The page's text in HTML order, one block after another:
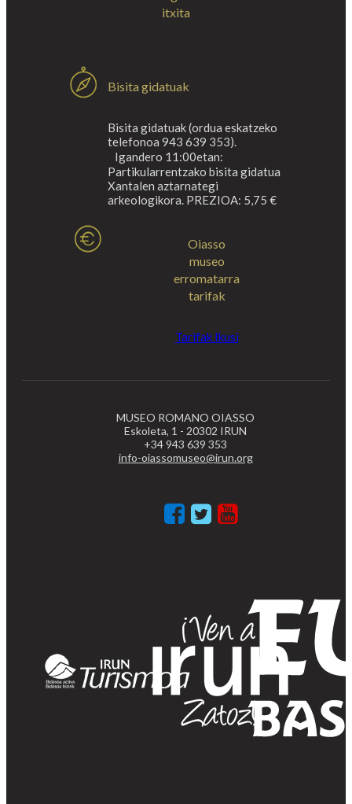
itxita
Bisita gidatuak
Bisita gidatuak (ordua eskatzeko
telefonoa 943 639 353).
Igandero 11:00etan:
Partikularrentzako bisita gidatua
Xantalen aztarnategi
arkeologikora. PREZIOA: 5,75 €
Oiasso
museo
erromatarra
tarifak
Tarifak Ikusi
MUSEO ROMANO OIASSO
Eskoleta, 1 - 20302 IRUN
+34 943 639 353
info-oiassomuseo@irun.org